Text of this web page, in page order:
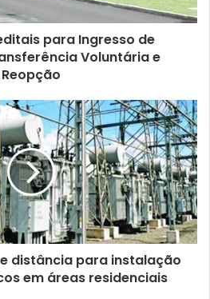
para Ingresso de
Voluntária e
Reopção
distância para instalação
em áreas residenciais